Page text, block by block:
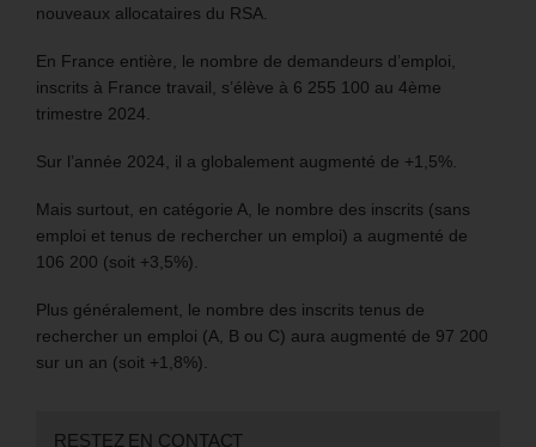
nouveaux allocataires du RSA.
En France entière, le nombre de demandeurs d’emploi,
inscrits à France travail, s’élève à 6 255 100 au 4ème
trimestre 2024.
Sur l’année 2024, il a globalement augmenté de +1,5%.
Mais surtout, en catégorie A, le nombre des inscrits (sans
emploi et tenus de rechercher un emploi) a augmenté de
106 200 (soit +3,5%).
Plus généralement, le nombre des inscrits tenus de
rechercher un emploi (A, B ou C) aura augmenté de 97 200
sur un an (soit +1,8%).
RESTEZ EN CONTACT